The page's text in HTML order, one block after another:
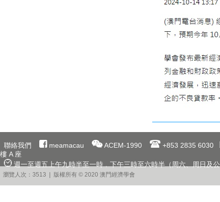
聯絡我們 meamacau ACEM-1990
+853 2835 6030
樓 A 座
週一至週五上午九時半至一時﹐下午三時至六時半（周六、周日及
瀏覽人次：3513 | 版權所有 © 2020 澳門經濟學會